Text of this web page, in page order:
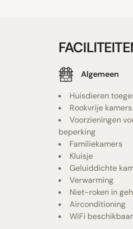
Algemeen
Huisdieren
Rookvrije kamers
Voorzieningen
beperking
Familiekamers
Kluisje
Geluiddichte
Verwarming
Niet-roken in
Airconditioning
WiFi